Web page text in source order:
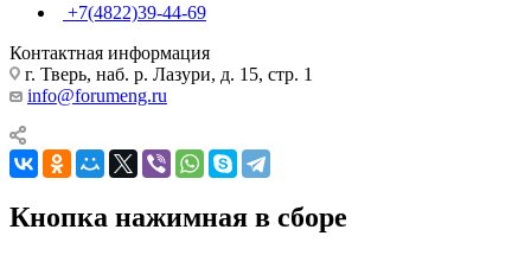
+7(4822)39-44-69
Контактная информация
г. Тверь, наб. р. Лазури, д. 15, стр. 1
info@forumeng.ru
Кнопка нажимная в сборе